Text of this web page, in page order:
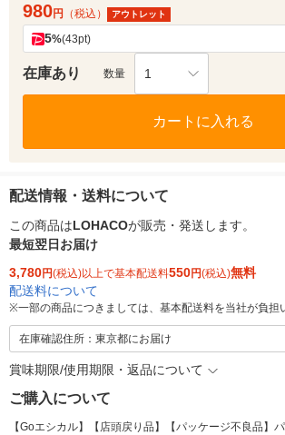
980円 （税込） アウトレット
5%(43pt)
在庫あり 数量 1
カートに入れる
配送情報・送料について
この商品はLOHACOが販売・発送します。
最短翌日お届け
3,780円(税込)以上で基本配送料550円(税込)無料
配送料について
※一部の商品につきましては、基本配送料を当社が負担
在庫確認住所：東京都にお届け
賞味期限/使用期限・返品について
ご購入について
【Goエシカル】【店頭戻り品】【パッケージ不良品】